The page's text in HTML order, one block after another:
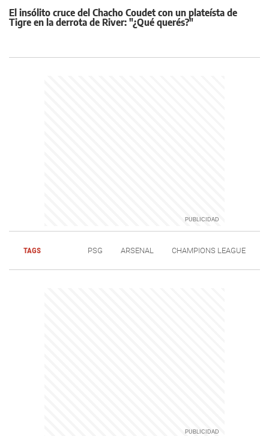
El insólito cruce del Chacho Coudet con un plateísta de
Tigre en la derrota de River: "¿Qué querés?"
TAGS PSG ARSENAL CHAMPIONS LEAGUE